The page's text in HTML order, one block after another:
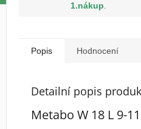
1.nákup
Popis Hodnocení
Detailní popis
Metabo W 18 L 9-